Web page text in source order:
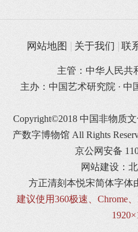
网站地图 关于我们 联
主管：中华人民共
主办：中国艺术研究院 ·
Copyright©2018 中国非物质
产数字博物馆 All Rights
京公网安备
网站建设：
方正清刻本悦宋简体字体
建议使用360极速、Chrome